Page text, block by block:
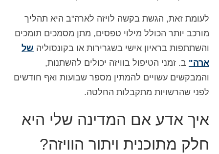
לעומת זאת, הגשת בקשה לויזה לארה"ב היא תהליך
מורכב יותר הכולל מילוי טפסים, מתן מסמכים תומכים
והשתתפות בראיון אישי בשגרירות או בקונסוליה של
ארה" ב. זמני הטיפול בוויזה יכולים להשתנות,
והמבקשים עשויים להמתין מספר שבועות ואף חודשים
לפני שהרשויות מתקבלות החלטה.
איך אדע אם המדינה שלי היא
חלק מתוכנית ויתור הוויזה?